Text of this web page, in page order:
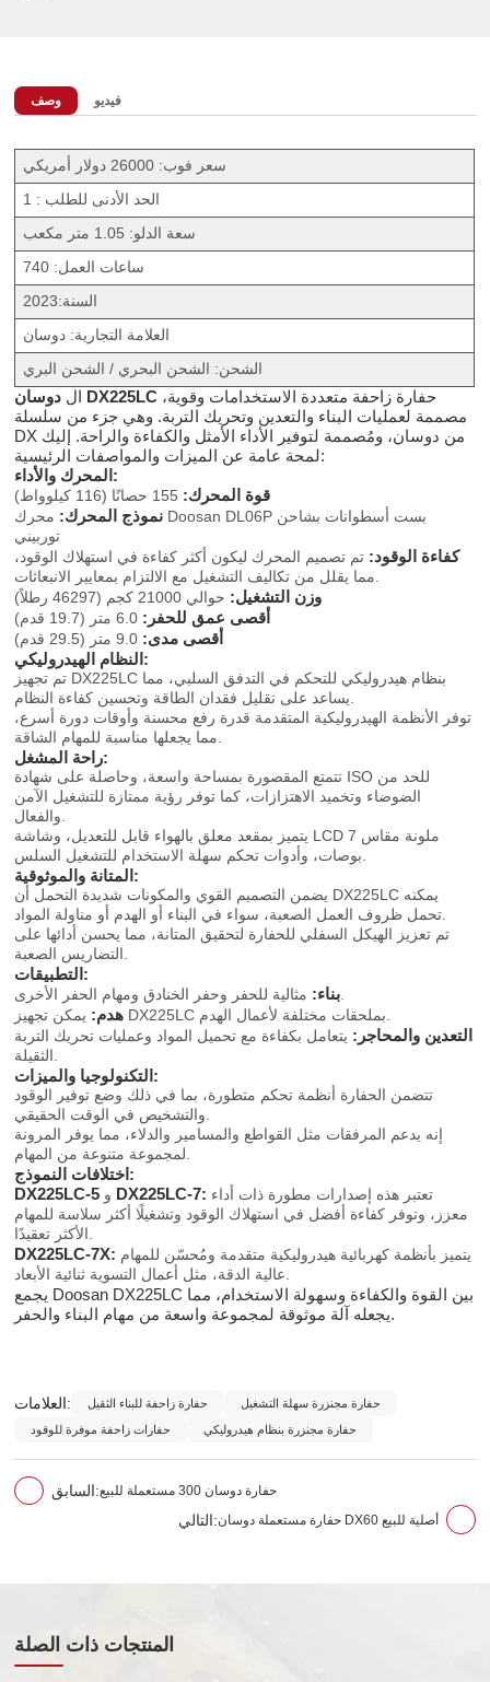
وصف فيديو
سعر فوب: 26000 دولار أمريكي
الحد الأدنى للطلب : 1
سعة الدلو: 1.05 متر مكعب
ساعات العمل: 740
السنة:2023
العلامة التجارية: دوسان
الشحن: الشحن البحري / الشحن البري
ال دوسان DX225LC
مصممة لعمليات البناء والتعدين وتحريك التربة. وهي جزء من سلسلة
DX من دوسان، ومُصممة لتوفير الأداء الأمثل والكفاءة والراحة. إليك
لمحة عامة عن الميزات والمواصفات الرئيسية:
المحرك والأداء:
قوة المحرك:
نموذج المحرك: محرك Doosan DL06P بست أسطوانات بشاحن
توربيني
كفاءة الوقود: تم تصميم المحرك ليكون أكثر كفاءة في استهلاك الوقود،
مما يقلل من تكاليف التشغيل مع الالتزام بمعايير الانبعاثات.
وزن التشغيل: حوالي 21000 كجم (46297 رطلاً)
أقصى عمق للحفر:
أقصى مدى:
النظام الهيدروليكي:
تم تجهيز DX225LC بنظام هيدروليكي للتحكم في التدفق السلبي، مما
يساعد على تقليل فقدان الطاقة وتحسين كفاءة النظام.
توفر الأنظمة الهيدروليكية المتقدمة قدرة رفع محسنة وأوقات دورة أسرع،
مما يجعلها مناسبة للمهام الشاقة.
راحة المشغل:
تتمتع المقصورة بمساحة واسعة، وحاصلة على شهادة ISO للحد من
الضوضاء وتخميد الاهتزازات، كما توفر رؤية ممتازة للتشغيل الآمن
والفعال.
يتميز بمقعد معلق بالهواء قابل للتعديل، وشاشة LCD ملونة مقاس 7
بوصات، وأدوات تحكم سهلة الاستخدام للتشغيل السلس.
المتانة والموثوقية:
يضمن التصميم القوي والمكونات شديدة التحمل أن DX225LC يمكنه
تحمل ظروف العمل الصعبة، سواء في البناء أو الهدم أو مناولة المواد.
تم تعزيز الهيكل السفلي للحفارة لتحقيق المتانة، مما يحسن أدائها على
التضاريس الصعبة.
التطبيقات:
بناء:مثالية للحفر وحفر الخنادق ومهام الحفر الأخرى.
هدم: يمكن تجهيز DX225LC بملحقات مختلفة لأعمال الهدم.
التعدين والمحاجر: يتعامل بكفاءة مع تحميل المواد وعمليات تحريك التربة
الثقيلة.
التكنولوجيا والميزات:
تتضمن الحفارة أنظمة تحكم متطورة، بما في ذلك وضع توفير الوقود
والتشخيص في الوقت الحقيقي.
إنه يدعم المرفقات مثل القواطع والمسامير والدلاء، مما يوفر المرونة
لمجموعة متنوعة من المهام.
اختلافات النموذج:
DX225LC-5
DX225LC-7:
معزز، وتوفر كفاءة أفضل في استهلاك الوقود وتشغيلًا أكثر سلاسة للمهام
الأكثر تعقيدًا.
DX225LC-7X:
عالية الدقة، مثل أعمال التسوية ثنائية الأبعاد.
يجمع Doosan DX225LC بين القوة والكفاءة وسهولة الاستخدام، مما
يجعله آلة موثوقة لمجموعة واسعة من مهام البناء والحفر.
العلامات: حفارة زاحفة للبناء الثقيل
حفارة مجنزرة سهلة التشغيل
حفارات زاحفة موفرة للوقود
حفارة مجنزرة بنظام هيدروليكي
السابق: حفارة دوسان 300 مستعملة للبيع
التالي: حفارة مستعملة دوسان DX60 أصلية للبيع
المنتجات ذات الصلة